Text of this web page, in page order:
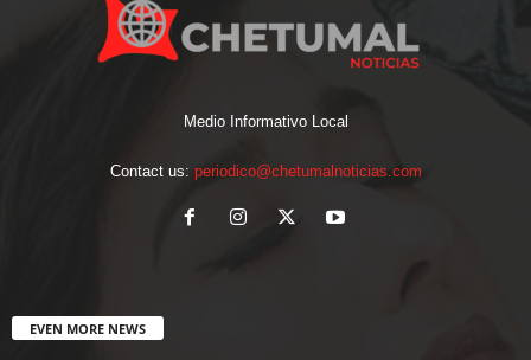
Medio Informativo Local
Contact us: periodico@chetumalnoticias.com
EVEN MORE NEWS